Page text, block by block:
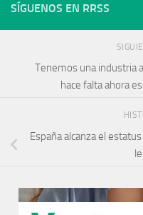
SÍGUENOS EN RRSS
Tenemos una industria
hace falta ahora
España alcanza el